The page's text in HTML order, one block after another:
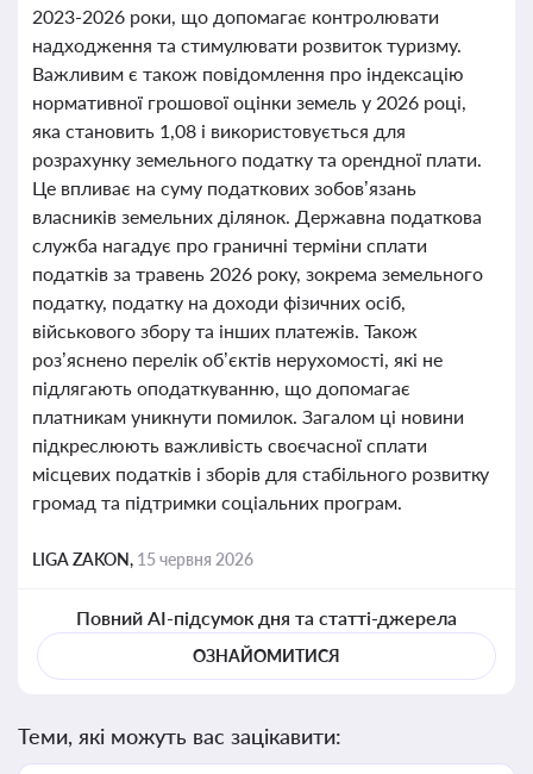
2023-2026 роки, що допомагає контролювати
надходження та стимулювати розвиток туризму.
Важливим є також повідомлення про індексацію
нормативної грошової оцінки земель у 2026 році,
яка становить 1,08 і використовується для
розрахунку земельного податку та орендної плати.
Це впливає на суму податкових зобов’язань
власників земельних ділянок. Державна податкова
служба нагадує про граничні терміни сплати
податків за травень 2026 року, зокрема земельного
податку, податку на доходи фізичних осіб,
військового збору та інших платежів. Також
роз’яснено перелік об’єктів нерухомості, які не
підлягають оподаткуванню, що допомагає
платникам уникнути помилок. Загалом ці новини
підкреслюють важливість своєчасної сплати
місцевих податків і зборів для стабільного розвитку
громад та підтримки соціальних програм.
LIGA ZAKON, 15 червня 2026
Повний AI-підсумок дня та статті-джерела
ОЗНАЙОМИТИСЯ
Теми, які можуть вас зацікавити: